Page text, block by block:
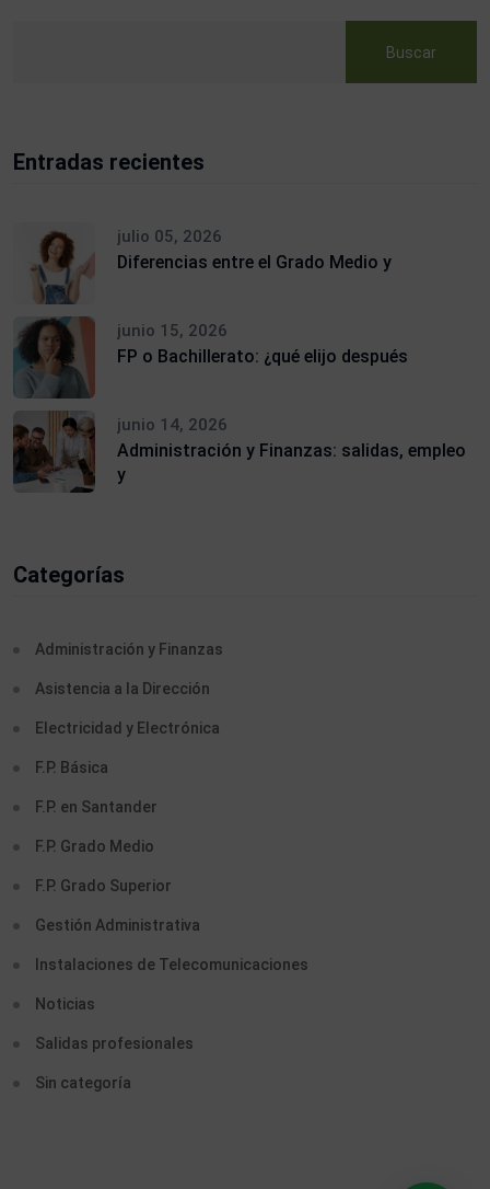
Buscar
Entradas recientes
julio 05, 2026
Diferencias entre el Grado Medio y
junio 15, 2026
FP o Bachillerato: ¿qué elijo después
junio 14, 2026
Administración y Finanzas: salidas, empleo
y
Categorías
Administración y Finanzas
Asistencia a la Dirección
Electricidad y Electrónica
F.P. Básica
F.P. en Santander
F.P. Grado Medio
F.P. Grado Superior
Gestión Administrativa
Instalaciones de Telecomunicaciones
Noticias
Salidas profesionales
Sin categoría